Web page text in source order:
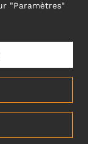
produits à cette
"Paramètres"